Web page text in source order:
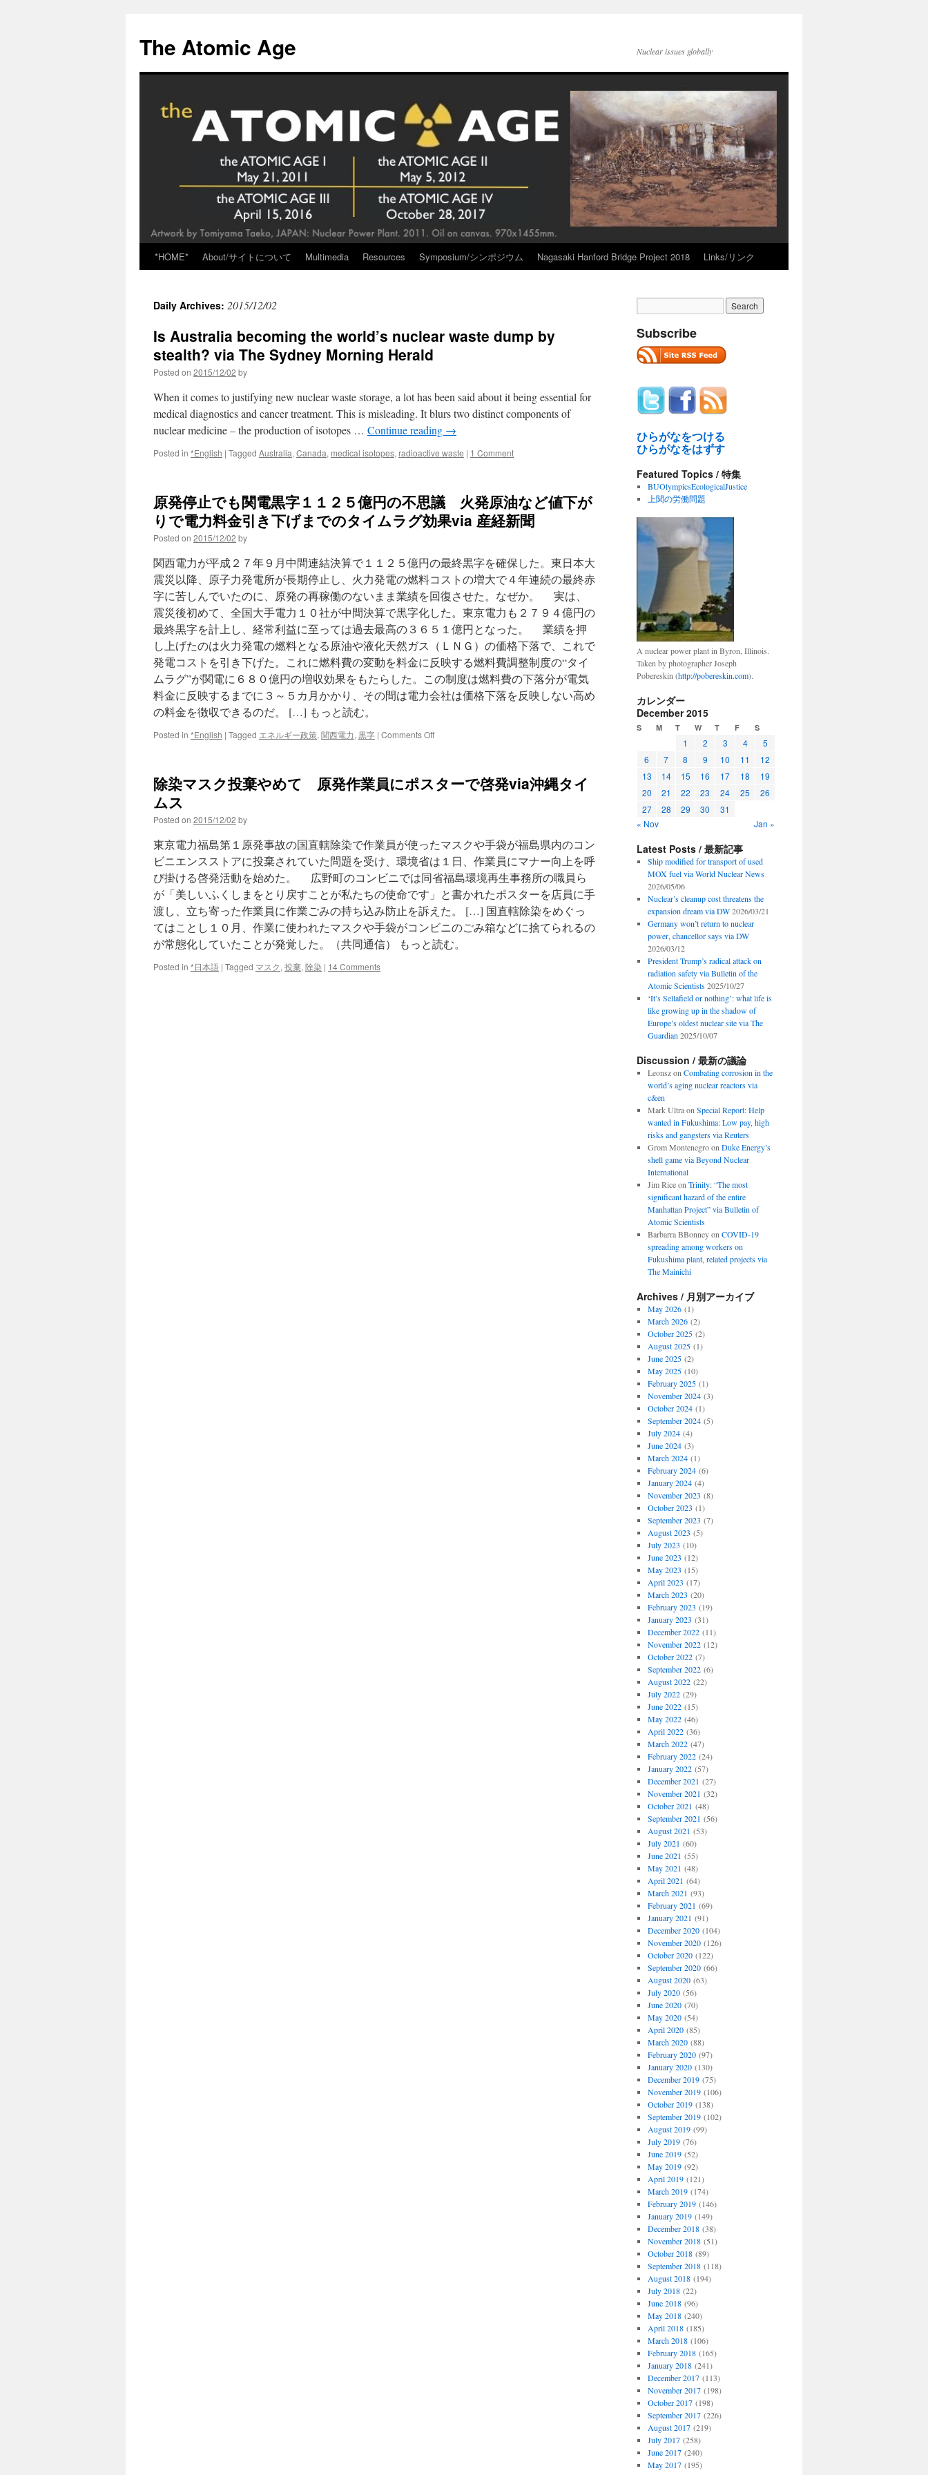
content
The Atomic Age Nuclear issues globally
*HOME* About/サイトについて Multimedia Resources Symposium/シンポジウム Nagasaki Hanford Bridge Project 2018 Links/リンク
Daily Archives: 2015/12/02
Is Australia becoming the world’s nuclear waste dump by
stealth? via The Sydney Morning Herald
Posted on 2015/12/02 by
When it comes to justifying new nuclear waste storage, a lot has been said about it being essential for
medical diagnostics and cancer treatment. This is misleading. It blurs two distinct components of
nuclear medicine – the production of isotopes … Continue reading →
Posted in *English | Tagged Australia, Canada, medical isotopes, radioactive waste | 1 Comment
原発停止でも関電黒字１１２５億円の不思議 火発原油など値下が
りで電力料金引き下げまでのタイムラグ効果via 産経新聞
Posted on 2015/12/02 by
関西電力が平成２７年９月中間連結決算で１１２５億円の最終黒字を確保した。東日本大
震災以降、原子力発電所が長期停止し、火力発電の燃料コストの増大で４年連続の最終赤
字に苦しんでいたのに、原発の再稼働のないまま業績を回復させた。なぜか。 実は、
震災後初めて、全国大手電力１０社が中間決算で黒字化した。東京電力も２７９４億円の
最終黒字を計上し、経常利益に至っては過去最高の３６５１億円となった。 業績を押
し上げたのは火力発電の燃料となる原油や液化天然ガス（ＬＮＧ）の価格下落で、これで
発電コストを引き下げた。これに燃料費の変動を料金に反映する燃料費調整制度の“タイ
ムラグ”が関電に６８０億円の増収効果をもたらした。この制度は燃料費の下落分が電気
料金に反映するまでに３～５カ月かかり、その間は電力会社は価格下落を反映しない高め
の料金を徴収できるのだ。 […] もっと読む。
Posted in *English | Tagged エネルギー政策, 関西電力, 黒字 | Comments Offon
止
黒
字
１
１
２
５
億
円
の
除染マスク投棄やめて 原発作業員にポスターで啓発via沖縄タイ
ムス
Posted on 2015/12/02 by
東京電力福島第１原発事故の国直轄除染で作業員が使ったマスクや手袋が福島県内のコン
ビニエンスストアに投棄されていた問題を受け、環境省は１日、作業員にマナー向上を呼
び掛ける啓発活動を始めた。 広野町のコンビニでは同省福島環境再生事務所の職員ら
が「美しいふくしまをとり戻すことが私たちの使命です」と書かれたポスターを店員に手
渡し、立ち寄った作業員に作業ごみの持ち込み防止を訴えた。 […] 国直轄除染をめぐっ
てはことし１０月、作業に使われたマスクや手袋がコンビニのごみ箱などに捨てられるの
が常態化していたことが発覚した。（共同通信） もっと読む。
Posted in *日本語 | Tagged マスク, 投棄, 除染 | 14 Comments
Subscribe
ひらがなをつける
ひらがなをはずす
Featured Topics / 特集
BUOlympicsEcologicalJustice
上関の労働問題
A nuclear power plant in Byron, Illinois.
Taken by photographer Joseph
Pobereskin (http://pobereskin.com).
カレンダー
December 2015
S M T W T F S
1 2 3 4
5
6
7 8 9 10 11
12
13
14 15 16 17 18
19
20
21 22 23 24 25
26
27
28 29 30
31
« Nov
Jan »
Latest Posts / 最新記事
Ship modified for transport of used
MOX fuel via World Nuclear News
2026/05/06
Nuclear’s cleanup cost threatens the
expansion dream via DW 2026/03/21
Germany won’t return to nuclear
power, chancellor says via DW
2026/03/12
President Trump’s radical attack on
radiation safety via Bulletin of the
Atomic Scientists 2025/10/27
‘It’s Sellafield or nothing’: what life is
like growing up in the shadow of
Europe’s oldest nuclear site via The
Guardian 2025/10/07
Discussion / 最新の議論
Leonszon Combating corrosion in the
world’s aging nuclear reactors via
c&en
Mark Ultraon Special Report: Help
wanted in Fukushima: Low pay, high
risks and gangsters via Reuters
Grom Montenegroon Duke Energy’s
shell game via Beyond Nuclear
International
Jim Riceon Trinity: “The most
significant hazard of the entire
Manhattan Project” via Bulletin of
Atomic Scientists
Barbarra BBonneyon COVID-19
spreading among workers on
Fukushima plant, related projects via
The Mainichi
Archives / 月別アーカイブ
May 2026(1)
March 2026(2)
October 2025(2)
August 2025(1)
June 2025(2)
May 2025(10)
February 2025(1)
November 2024(3)
October 2024(1)
September 2024(5)
July 2024(4)
June 2024(3)
March 2024(1)
February 2024(6)
January 2024(4)
November 2023 (8)
October 2023 (1)
September 2023 (7)
August 2023 (5)
July 2023 (10)
June 2023 (12)
May 2023 (15)
April 2023 (17)
March 2023 (20)
February 2023 (19)
January 2023 (31)
December 2022(11)
November 2022(12)
October 2022(7)
September 2022(6)
August 2022(22)
July 2022(29)
June 2022(15)
May 2022(46)
April 2022(36)
March 2022(47)
February 2022(24)
January 2022(57)
December 2021 (27)
November 2021 (32)
October 2021 (48)
September 2021 (56)
August 2021 (53)
July 2021 (60)
June 2021 (55)
May 2021 (48)
April 2021 (64)
March 2021 (93)
February 2021 (69)
January 2021 (91)
December 2020(104)
November 2020(126)
October 2020(122)
September 2020(66)
August 2020(63)
July 2020(56)
June 2020(70)
May 2020(54)
April 2020(85)
March 2020(88)
February 2020(97)
January 2020(130)
December 2019(75)
November 2019(106)
October 2019(138)
September 2019(102)
August 2019(99)
July 2019(76)
June 2019(52)
May 2019(92)
April 2019(121)
March 2019(174)
February 2019(146)
January 2019(149)
December 2018(38)
November 2018(51)
October 2018(89)
September 2018(118)
August 2018(194)
July 2018(22)
June 2018(96)
May 2018(240)
April 2018(185)
March 2018(106)
February 2018(165)
January 2018(241)
December 2017(113)
November 2017(198)
October 2017(198)
September 2017(226)
August 2017(219)
July 2017(258)
June 2017(240)
May 2017(195)